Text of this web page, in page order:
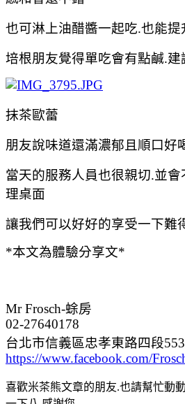
也可淋上油醋醬一起吃.也能提
培根朋友覺得單吃會有點鹹.建
抹茶歐蕾
朋友說味道還滿濃郁且順口好
當天的服務人員也很親切.並
理桌面
讓我們可以好好的享受一下難
*本文為體驗分享文*
Mr Frosch-蜍房
02-27640178
台北市信義區忠孝東路四段
https://www.facebook.com/
喜歡米茶熊文章的朋友.也請幫忙動